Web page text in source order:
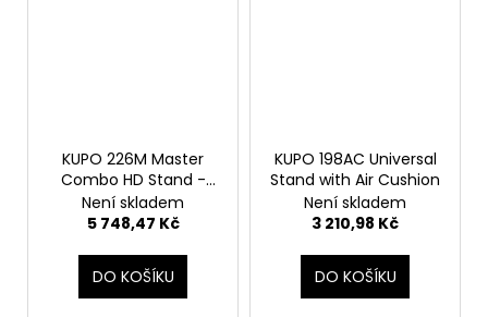
KUPO 226M Master
Combo HD Stand -
Silver
Není skladem
5 748,47 Kč
DO KOŠÍKU
KUPO 198AC Universal
Stand with Air Cushion
Není skladem
3 210,98 Kč
DO KOŠÍKU